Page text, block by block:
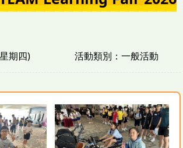
期四) 活動類別：一般活動